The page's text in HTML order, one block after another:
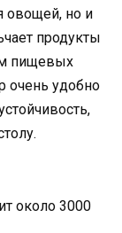
овощей, но и
продукты
пищевых
очень удобно
около 3000